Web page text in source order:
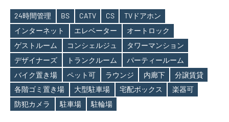
Tags
24時間管理 BS CATV CS
TVドアホン
インターネット
エレベーター
オートロック
ゲストルーム
コンシェルジュ
タワーマンション
デザイナーズ
トランクルーム
パーティールーム
バイク置き場
ペット可 ラウンジ 内廊下
分譲賃貸
各階ゴミ置き場
大型駐車場 宅配ボックス
楽器可
防犯カメラ
駐車場 駐輪場